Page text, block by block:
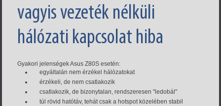
vagyis vezeték nélküli
hálózati kapcsolat hiba
Gyakori jelenségek Asus Z80S esetén:
egyáltalán nem érzékel hálózatokat
érzékeli, de nem csatlakozik
csatlakozik, de bizonytalan, rendszeresen "ledobál"
túl rövid hatótáv, tehát csak a hotspot közelében stabil